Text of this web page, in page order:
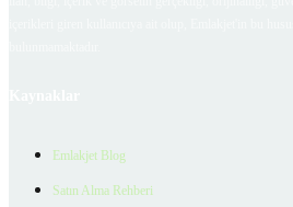
Emlakjet Blog
Satın Alma Rehberi